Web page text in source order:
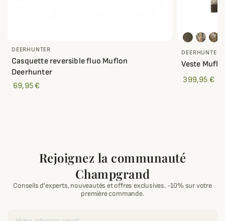
DEERHUNTER
Casquette reversible fluo Muflon
Deerhunter
69,95 €
DEERHUNTER
Veste
399,95 €
Rejoignez la communauté
Champgrand
Conseils d'experts, nouveautés et offres exclusives. -10% sur votre
première commande.